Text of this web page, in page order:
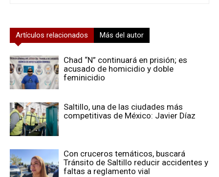
Artículos relacionados Más del autor
Chad “N” continuará en prisión; es
acusado de homicidio y doble
feminicidio
Saltillo, una de las ciudades más
competitivas de México: Javier Díaz
Con cruceros temáticos, buscará
Tránsito de Saltillo reducir accidentes y
faltas a reglamento vial